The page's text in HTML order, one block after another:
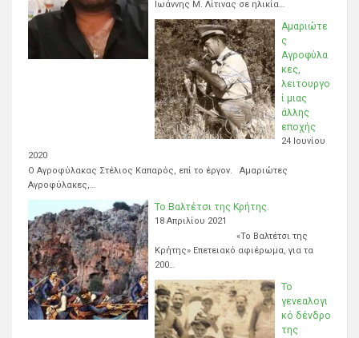
Ιωάννης Μ. Λίτινας σε ηλικία…
Αμαριώτε
ς
Αγροφύλα
κες,
λειτουργο
ί μιας
άλλης
εποχής
24 Ιουνίου
2020
Ο Αγροφύλακας Στέλιος Καπαρός, επί το έργον. Αμαριώτες
Αγροφύλακες,…
Το Βαλτέτσι της Κρήτης.
18 Απριλίου 2021
«Το Βαλτέτσι της
Κρήτης» Επετειακό αφιέρωμα, για τα
200…
Το
γενεαλογι
κό δένδρο
της